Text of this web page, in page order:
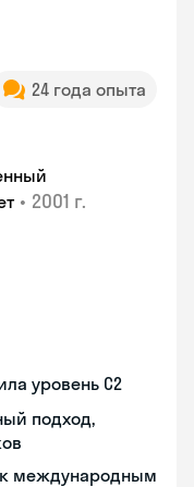
24 года опыта
• 2001 г.
уровень С2
подход,
к международным